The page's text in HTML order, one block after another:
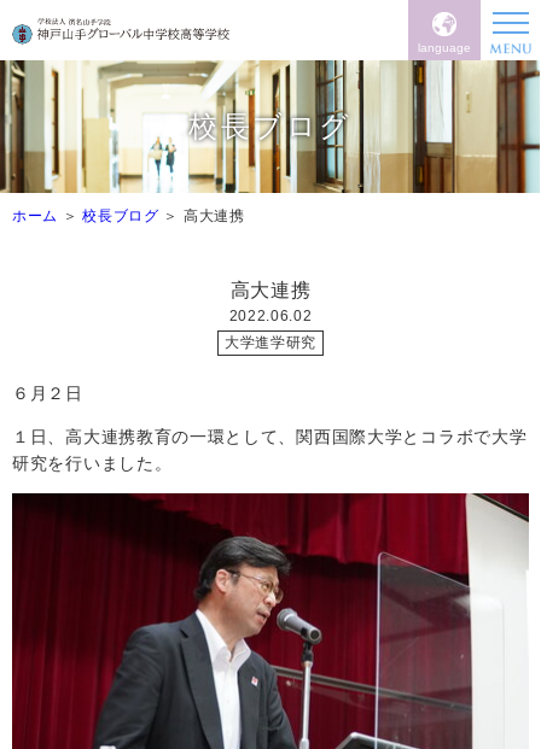
language
校長ブログ
ホーム 校長ブログ 高大連携
高大連携
2022.06.02
大学進学研究
６月２日
１日、高大連携教育の一環として、関西国際大学とコラボで大学
研究を行いました。